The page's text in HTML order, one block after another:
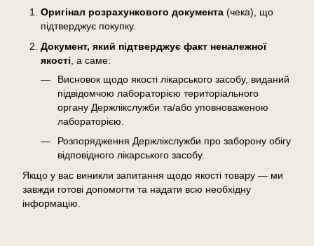
Оригінал розрахункового документа (чека), що
підтверджує покупку.
Документ, який підтверджує факт неналежної
якості , а саме:
Висновок щодо якості лікарського засобу, виданий
підвідомчою лабораторією територіального
органу Держлікслужби та/або уповноваженою
лабораторією.
Розпорядження Держлікслужби про заборону обігу
відповідного лікарського засобу.
Якщо у вас виникли запитання щодо якості товару — ми
завжди готові допомогти та надати всю необхідну
інформацію.